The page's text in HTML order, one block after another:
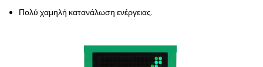
Πολύ χαμηλή κατανάλωση ενέργειας.